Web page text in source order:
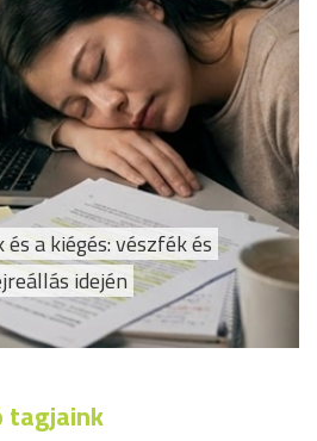
a kiégés: vészfék és
idején
tagjaink